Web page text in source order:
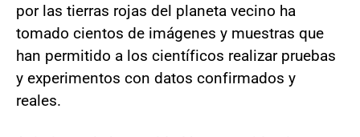
por las tierras rojas del planeta vecino ha
tomado cientos de imágenes y muestras que
han permitido a los científicos realizar pruebas
y experimentos con datos confirmados y
reales.